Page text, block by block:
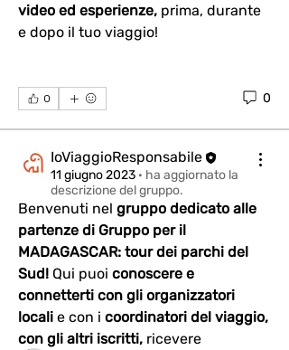
video ed esperienze, prima, durante
e dopo il tuo viaggio!
0 0
IoViaggioResponsabile
11 giugno 2023 · ha aggiornato la
descrizione del gruppo.
Benvenuti nel gruppo dedicato alle
partenze di Gruppo per il
MADAGASCAR: tour dei parchi del
Sud! Qui puoi conoscere e
connetterti con gli organizzatori
locali e con i coordinatori del viaggio,
con gli altri iscritti,
Info generali
Benvenuti nel gruppo dedicato ai
viaggi ed alle partenze di...
Continua a Leggere
Membri